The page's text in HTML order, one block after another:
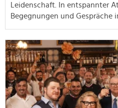
Leidenschaft. In entspannter
Begegnungen und Gespräche